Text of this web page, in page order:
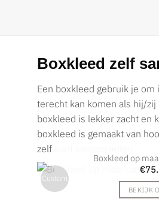
Boxkleed zelf
Een boxkleed gebruik je
terecht kan komen als hij/
boxkleed is lekker zacht en
boxkleed is gemaakt van
zelf kunt samenstellen.
Custom
Boxkleed op
€
BEKIJK